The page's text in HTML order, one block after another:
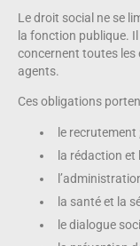
Le droit social ne se
la fonction publique.
concernent toutes les
agents.
Ces obligations
le recrutement ;
la rédaction et
la santé et la
le dialogue